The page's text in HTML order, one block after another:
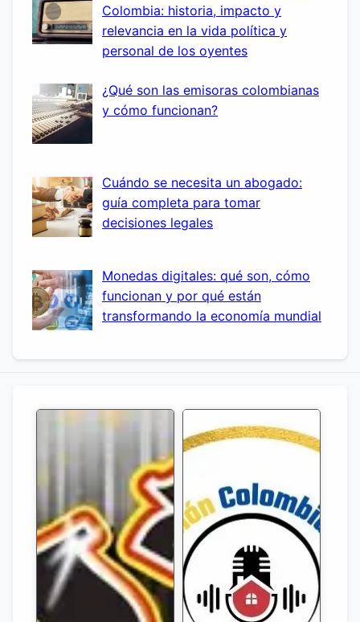
Colombia: historia, impacto y
relevancia en la vida política y
personal de los oyentes
¿Qué son las emisoras colombianas
y cómo funcionan?
Cuándo se necesita un abogado:
guía completa para tomar
decisiones legales
Monedas digitales: qué son, cómo
funcionan y por qué están
transformando la economía mundial